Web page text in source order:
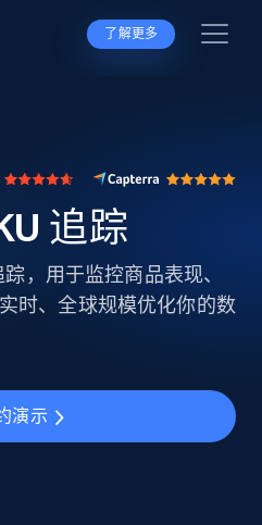
了解更多
追踪
，用于监控商品表现、
时、全球规模优化你的数
演示